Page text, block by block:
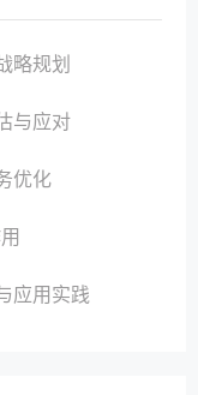
略规划
与应对
优化
应用实践